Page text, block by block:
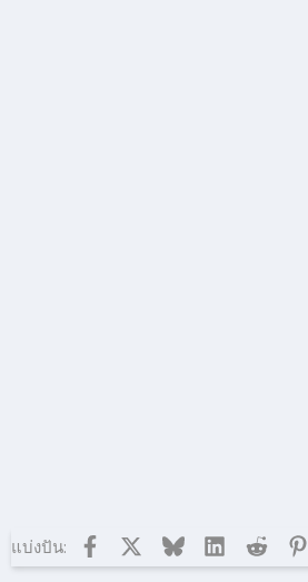
แบ่งปัน: FacebookX (ทวิตเตอร์)
Bluesky LinkedInReddit